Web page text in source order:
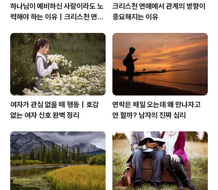
하나님이 예비하신 사람이라도 노
력해야 하는 이유｜크리스천 연애
크리스천 연애에서 관계의 방향이
중요해지는 이유
여자가 관심 없을 때 행동｜호감
없는 여자 신호 완벽 정리
연락은 매일 오는데 왜 만나자고
안 할까? 남자의 진짜 심리